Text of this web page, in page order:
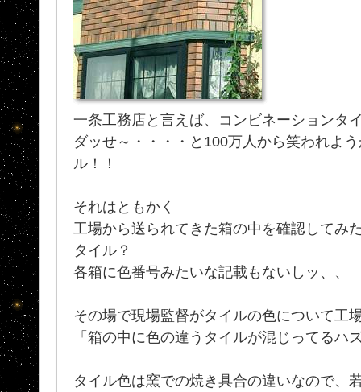
一条工務店と言えば、コンビネーションタ
ダッせ～・・・・と100万人から笑われよ
ル！！
それはともかく
工場から送られてきた箱の中を確認してみ
タイル？
各箱に色番号みたいな記載もないしッ、、
その場で現場監督がタイルの色について工
「箱の中に色の違うタイルが混じってるハ
タイル色は窯での焼き具合の違いなので、